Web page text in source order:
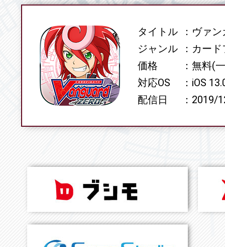
SPECタイトル
ヴァン
ジャンル
カード
価格
無料(
対応OS
iOS
配信日
2019/